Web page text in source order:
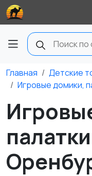
Главная Детские
Игровые домики,